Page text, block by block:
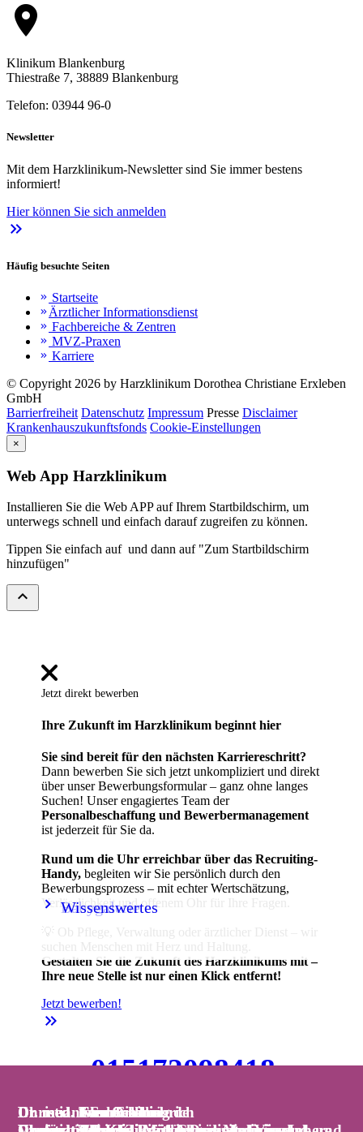
Christiane Schreck
Dr. med. Tom Schilling
Dr. med. Clemens Liebrich
Dr. med. Sven Fischer
Dr. med. Iven Orlamünde
keyboard_arrow_right Babygalerie
keyboard_arrow_right Wissenswertes
location_on
Klinikum Blankenburg
Thiestraße 7, 38889 Blankenburg
Telefon: 03944 96-0
Newsletter
Mit dem Harzklinikum-Newsletter sind Sie immer bestens
informiert!
Hier können Sie sich anmelden
keyboard_double_arrow_right
Häufig besuchte Seiten
keyboard_double_arrow_right Startseite
keyboard_double_arrow_right Ärztlicher Informationsdienst
keyboard_double_arrow_right Fachbereiche & Zentren
keyboard_double_arrow_right MVZ-Praxen
keyboard_double_arrow_right Karriere
© Copyright 2026 by Harzklinikum Dorothea Christiane Erxleben
GmbH
Barrierfreiheit Datenschutz Impressum Presse Disclaimer
Krankenhauszukunftsfonds Cookie-Einstellungen
×
Web App Harzklinikum
Installieren Sie die Web APP auf Ihrem Startbildschirm, um
unterwegs schnell und einfach darauf zugreifen zu können.
Tippen Sie einfach auf und dann auf "Zum Startbildschirm
hinzufügen"
expand_less
Jetzt direkt bewerben
Ihre Zukunft im Harzklinikum beginnt hier
Sie sind bereit für den nächsten Karriereschritt?
Dann bewerben Sie sich jetzt unkompliziert und direkt
über unser Bewerbungsformular – ganz ohne langes
Suchen! Unser engagiertes Team der
Personalbeschaffung und Bewerbermanagement
ist jederzeit für Sie da.
Rund um die Uhr erreichbar über das Recruiting-
Handy, begleiten wir Sie persönlich durch den
Bewerbungsprozess – mit echter Wertschätzung,
Verlässlichkeit und offenem Ohr für Ihre Fragen.
Gestalten Sie die Zukunft des Harzklinikums mit –
Ihre neue Stelle ist nur einen Klick entfernt!
Jetzt bewerben!
keyboard_double_arrow_right
015172098418